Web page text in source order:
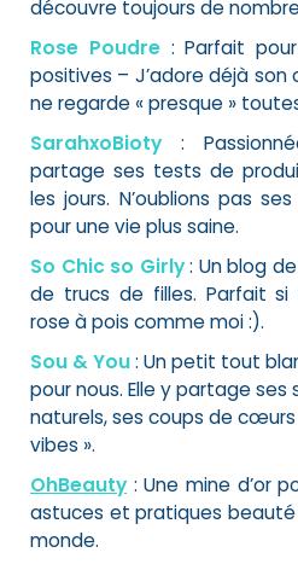
découvre toujours de
Rose Poudre: Parfait pour
positives – J’adore déjà
ne regarde « presque »
SarahxoBioty :
partage ses tests de
les jours. N’oublions pas
pour une vie plus saine.
So Chic so Girly: Un blog
de trucs de filles. Parfait
rose à pois comme moi :).
Sou & You: Un petit tout
pour nous. Elle y partage
naturels, ses coups de
vibes ».
OhBeauty : Une mine d’or
astuces et pratiques
monde.